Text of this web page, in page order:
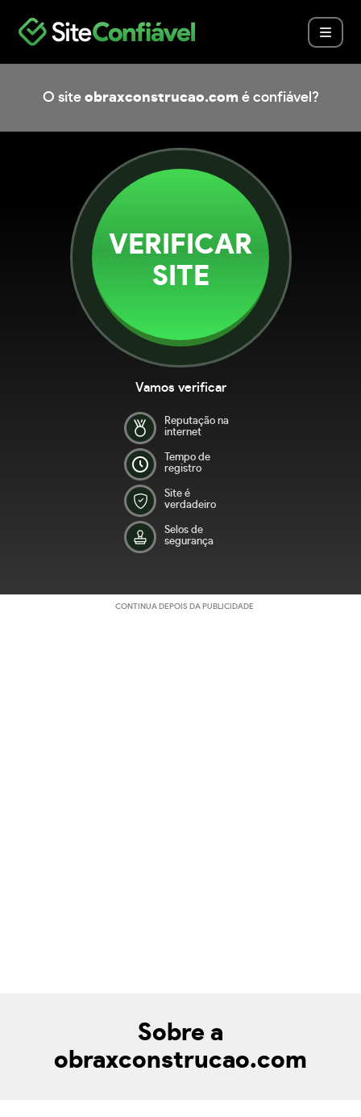
O site obraxconstrucao.com é confiável?
VERIFICAR
SITE
Vamos verificar
Reputação na
internet
Tempo de
registro
Site é
verdadeiro
Selos de
segurança
CONTINUA DEPOIS DA PUBLICIDADE
Sobre a
obraxconstrucao.com